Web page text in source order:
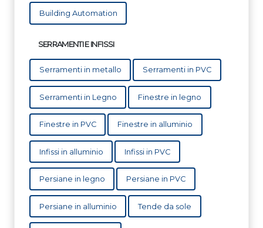
Building Automation
SERRAMENTI E INFISSI
Serramenti in metallo Serramenti in PVC
Serramenti in Legno Finestre in legno
Finestre in PVC Finestre in alluminio
Infissi in alluminio Infissi in PVC
Persiane in legno Persiane in PVC
Persiane in alluminio Tende da sole